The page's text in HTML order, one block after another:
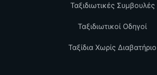
Ταξιδιωτικές Συμβουλές
Ταξιδιωτικοί Οδηγοί
Ταξίδια Χωρίς Διαβατήριο